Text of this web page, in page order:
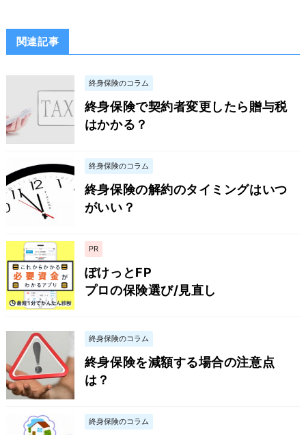
関連記事
終身保険のコラム
終身保険で契約者変更したら贈与税
はかかる？
終身保険のコラム
終身保険の解約のタイミングはいつ
がいい？
PR
ぽけっとFP
プロの保険選び/見直し
終身保険のコラム
終身保険を減額する場合の注意点
は？
終身保険のコラム